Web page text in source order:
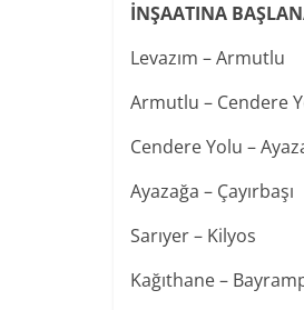
İNŞAATINA
Levazım
Armutlu –
Cendere
Ayazağa –
Sarıyer
Kağıthane –